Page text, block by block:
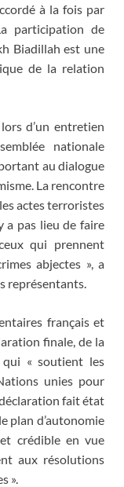
à la fois par
participation de
Biadillah est une
de la relation
d’un entretien
nationale
au dialogue
La rencontre
actes terroristes
a pas lieu de faire
qui prennent
abjectes », a
représentants.
français et
finale, de la
« soutient les
unies pour
fait état
plan d’autonomie
crédible en vue
aux résolutions
».